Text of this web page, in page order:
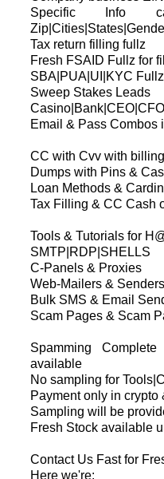
Specific Info
Tax return filling fullz
Fresh FSAID Fullz for
SBA|PUA|UI|KYC
Sweep Stakes Leads
Email & Pass Combos
CC with Cvv with
Dumps with Pins &
Loan Methods &
Tax Filling & CC Cash
Tools & Tutorials for
SMTP|RDP|SHELLS
C-Panels & Proxies
Web-Mailers & Senders
Bulk SMS & Email
Scam Pages & Scam
Spamming
available
No sampling for
Payment only in crypto
Sampling will be
Fresh Stock available
Contact Us Fast for
Here we're: